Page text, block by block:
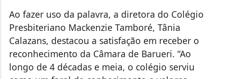
Ao fazer uso da palavra, a diretora do Colégio
Presbiteriano Mackenzie Tamboré, Tânia
Calazans, destacou a satisfação em receber o
reconhecimento da Câmara de Barueri. “Ao
longo de 4 décadas e meia, o colégio serviu